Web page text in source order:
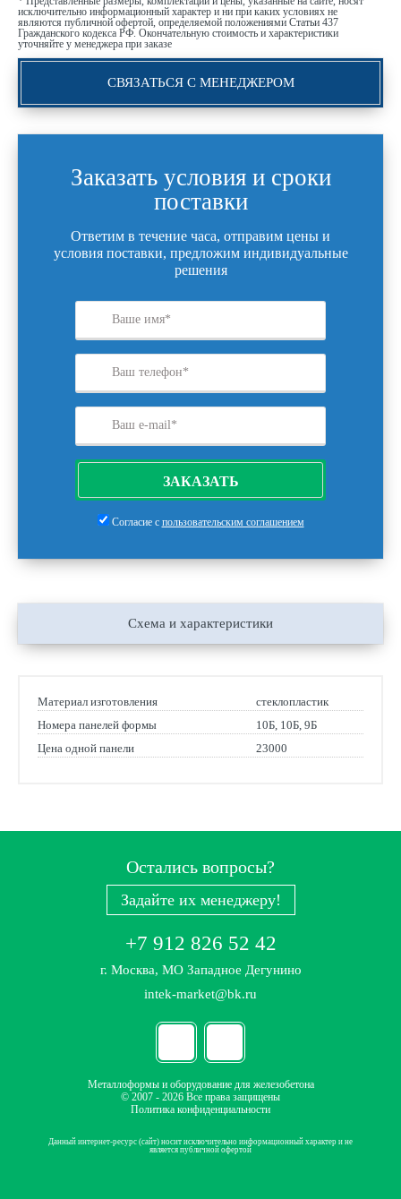
исключительно информационный характер и ни при каких условиях не
являются публичной офертой, определяемой положениями Статьи 437
Гражданского кодекса РФ. Окончательную стоимость и характеристики
уточняйте у менеджера при заказе
СВЯЗАТЬСЯ С МЕНЕДЖЕРОМ
Заказать условия и сроки
поставки
Ответим в течение часа, отправим цены и
условия поставки, предложим индивидуальные
решения
ЗАКАЗАТЬ
Согласие с пользовательским соглашением
Схема и характеристики
Материал изготовления
стеклопластик
Номера панелей формы
10Б, 10Б, 9Б
Цена одной панели
23000
Остались вопросы?
Задайте их менеджеру!
+7 912 826 52 42
г. Москва, МО Западное Дегунино
intek-market@bk.ru
Металлоформы и оборудование для железобетона
© 2007 - 2026 Все права защищены
Политика конфиденциальности
Данный интернет-ресурс (сайт) носит исключительно информационный характер и не
является публичной офертой